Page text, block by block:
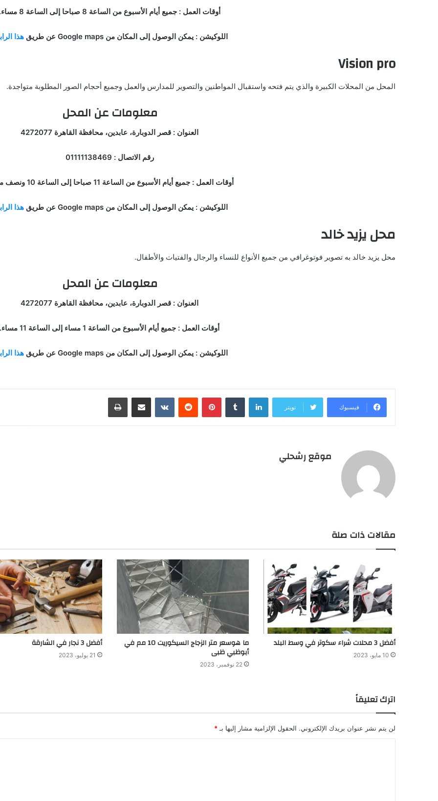
أوقات العمل : جميع أيام الأسبوع من الساعة 8 صباحا إلى الساعة 8 مساء.
اللوكيشن : يمكن الوصول إلى المكان من Google maps عن طريق هذا
Vision pro
المحل من المحلات الكبيرة والذي يتم فتحه واستقبال المواطنين والتصوير للمدارس والعمل وجميع أحجام الصور المطلوبة متواجدة.
معلومات عن المحل
العنوان : قصر الدوبارة، عابدين، محافظة القاهرة 4272077
رقم الاتصال : 01111138469
أوقات العمل : جميع أيام الأسبوع من الساعة 11 صباحا إلى الساعة 10 ونصف مساء.
اللوكيشن : يمكن الوصول إلى المكان من Google maps عن طريق هذا
محل يزيد خالد
محل يزيد خالد به تصوير فوتوغرافي من جميع الأنواع للنساء والرجال والفتيات والأطفال.
معلومات عن المحل
العنوان : قصر الدوبارة، عابدين، محافظة القاهرة 4272077
أوقات العمل : جميع أيام الأسبوع من الساعة 1 مساء إلى الساعة 11 مساء.
اللوكيشن : يمكن الوصول إلى المكان من Google maps عن طريق هذا
فيسبوك تويتر
لينكدإن بينتيريست مشاركة عبر البريد طباعة
موقع رشحلي
مقالات ذات صلة
أفضل 3 محلات شراء سكوتر في وسط البلد
10 مايو، 2023
ما هوسعر متر الزجاج السيكوريت 10 مم في
أبوظبي ظبى
22 نوفمبر، 2023
أفضل 3 نجار في الشارقة
21 يوليو، 2023
اترك تعليقاً
لن يتم نشر عنوان بريدك الإلكتروني. الحقول الإلزامية مشار إليها بـ *